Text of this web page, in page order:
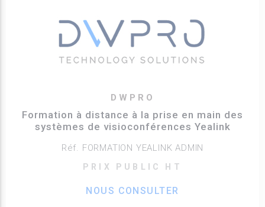
DWPRO
Formation à distance à la prise en main des
systèmes de visioconférences Yealink
Réf. FORMATION YEALINK ADMIN
PRIX PUBLIC HT
NOUS CONSULTER